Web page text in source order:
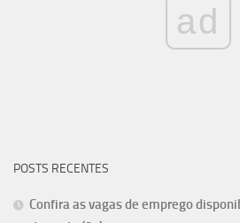
ad
POSTS RECENTES
Confira as vagas de emprego